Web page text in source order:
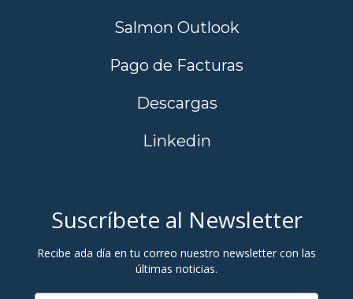
Salmon Outlook
Pago de Facturas
Descargas
Linkedin
Suscríbete al Newsletter
Recibe ada día en tu correo nuestro newsletter con las
últimas noticias.